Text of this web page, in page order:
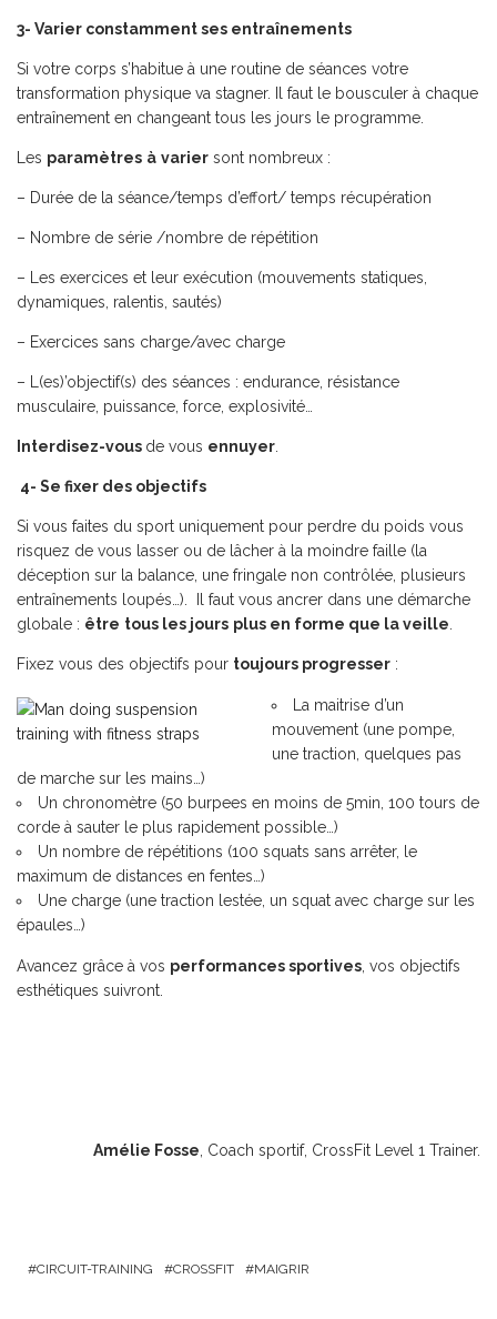
3- Varier constamment ses entraînements
Si votre corps s’habitue à une routine de séances votre
transformation physique va stagner. Il faut le bousculer à chaque
entraînement en changeant tous les jours le programme.
Les paramètres à varier sont nombreux :
– Durée de la séance/temps d’effort/ temps récupération
– Nombre de série /nombre de répétition
– Les exercices et leur exécution (mouvements statiques,
dynamiques, ralentis, sautés)
– Exercices sans charge/avec charge
– L(es)’objectif(s) des séances : endurance, résistance
musculaire, puissance, force, explosivité…
Interdisez-vous de vous ennuyer
4- Se fixer des objectifs
Si vous faites du sport uniquement pour perdre du poids vous
risquez de vous lasser ou de lâcher à la moindre faille (la
déception sur la balance, une fringale non contrôlée, plusieurs
entraînements loupés…). Il faut vous ancrer dans une démarche
globale : être tous les jours plus en forme que la veille
Fixez vous des objectifs pour toujours progresser :
La maitrise d’un
mouvement (une pompe,
une traction, quelques pas
de marche sur les mains…)
Un chronomètre (50 burpees en moins de 5min, 100 tours de
corde à sauter le plus rapidement possible…)
Un nombre de répétitions (100 squats sans arrêter, le
maximum de distances en fentes…)
Une charge (une traction lestée, un squat avec charge sur les
épaules…)
Avancez grâce à vos performances sportives , vos objectifs
esthétiques suivront.
Amélie Fosse , Coach sportif, CrossFit Level 1 Trainer.
CIRCUIT-TRAINING CROSSFIT MAIGRIR